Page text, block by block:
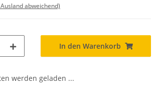
abweichend)
In den Warenkorb
werden geladen ...